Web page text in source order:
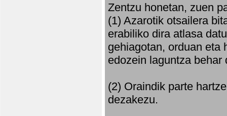
Zentzu honetan, zuen
(1) Azarotik otsailera
erabiliko dira atlasa
gehiagotan, orduan eta
edozein laguntza behar
(2) Oraindik parte
dezakezu.